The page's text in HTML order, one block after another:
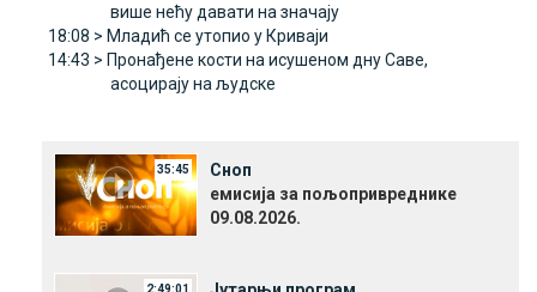
више нећу давати на значају
18:08 > Младић се утопио у Криваји
14:43 > Пронађене кости на исушеном дну Саве,
асоцирају на људске
35:45
Сноп
емисија за пољопривреднике
09.08.2026.
2:49:01